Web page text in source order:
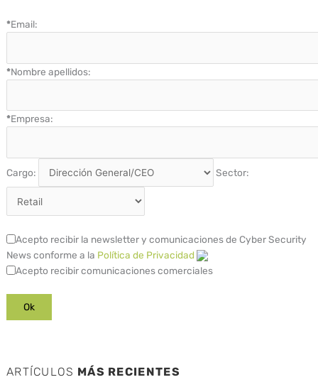
*Email:
*Nombre apellidos:
*Empresa:
Cargo: Sector:
Acepto recibir la newsletter y comunicaciones de Cyber Security
News conforme a la Política de Privacidad
Acepto recibir comunicaciones comerciales
ARTÍCULOS MÁS RECIENTES